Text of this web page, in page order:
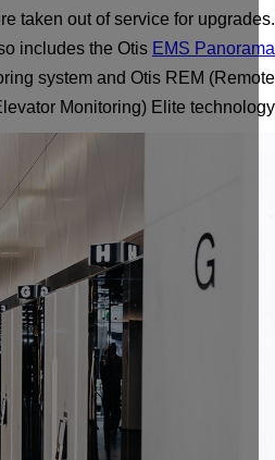
taken out of service for
includes the OtisEMS
system and Otis REM
Elevator Monitoring) Elite